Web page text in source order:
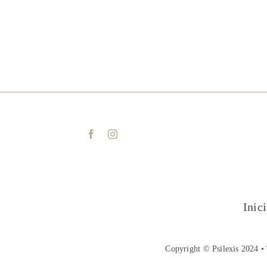
Copyright © Psilexis 2024 •